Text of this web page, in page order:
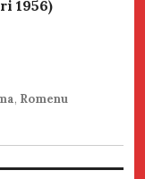
1956)
, Romenu